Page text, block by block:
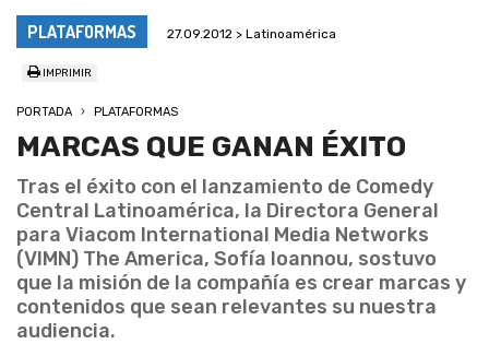
PLATAFORMAS 27.09.2012 > Latinoamérica
IMPRIMIR
PORTADA PLATAFORMAS
MARCAS QUE GANAN ÉXITO
Tras el éxito con el lanzamiento de Comedy
Central Latinoamérica, la Directora General
para Viacom International Media Networks
(VIMN) The America, Sofía Ioannou, sostuvo
que la misión de la compañía es crear marcas y
contenidos que sean relevantes su nuestra
audiencia.